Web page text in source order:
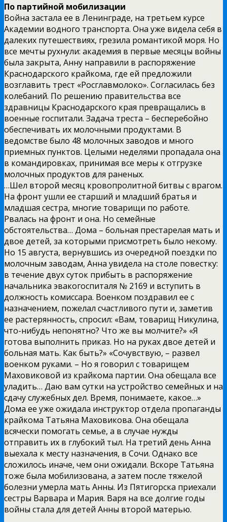
По партийной мобилизации
Война застала ее в Ленинграде, на третьем курсе
Академии водного транспорта. Она уже видела себя в
далеких путешествиях, грезила романтикой моря. Но
все мечты рухнули: академия в первые месяцы войны
была закрыта, Анну направили в распоряжение
Краснодарского крайкома, где ей предложили
возглавить трест «Росглавмолоко». Согласилась без
колебаний. По решению правительства все
здравницы Краснодарского края превращались в
военные госпитали. Задача треста – бесперебойно
обеспечивать их молочными продуктами. В
ведомстве было 48 молочных заводов и много
приемных пунктов. Целыми неделями пропадала она
в командировках, принимая все меры к отгрузке
молочных продуктов для раненых.
…Шел второй месяц кровопролитной битвы с врагом.
На фронт ушли ее старший и младший братья и
младшая сестра, многие товарищи по работе.
Рвалась на фронт и она. Но семейные
обстоятельства… Дома – больная престарелая мать и
двое детей, за которыми присмотреть было некому.
Но 15 августа, вернувшись из очередной поездки по
молочным заводам, Анна увидела на столе повестку:
в течение двух суток прибыть в распоряжение
начальника эвакогоспиталя № 2169 и вступить в
должность комиссара. Военком поздравил ее с
назначением, пожелал счастливого пути и, заметив
ее растерянность, спросил: «Вам, товарищ Никулина,
что-нибудь непонятно? Что же вы молчите?» «Я
готова выполнить приказ. Но на руках двое детей и
больная мать. Как быть?» «Сочувствую, – развел
военком руками. – Но я говорил с товарищем
Маховиковой из крайкома партии. Она обещала все
уладить… Даю вам сутки на устройство семейных и на
сдачу служебных дел. Время, понимаете, какое…»
Дома ее уже ожидала инструктор отдела пропаганды
крайкома Татьяна Маховикова. Она обещала
всячески помогать семье, а в случае нужды
отправить их в глубокий тыл. На третий день Анна
выехала к месту назначения, в Сочи. Однако все
сложилось иначе, чем они ожидали. Вскоре Татьяна
тоже была мобилизована, а затем после тяжелой
болезни умерла мать Анны. Из Пятигорска приехали
сестры Варвара и Мария. Варя на все долгие годы
войны стала для детей Анны второй матерью.